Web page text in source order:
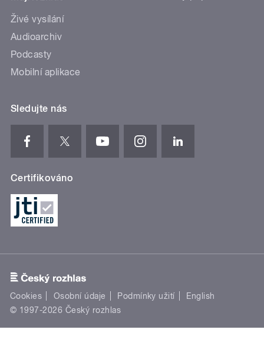
Živé vysílání
Audioarchiv
Podcasty
Mobilní aplikace
Sledujte nás
Certifikováno
Cookies Osobní údaje Podmínky užití
English
© 1997-2026 Český rozhlas